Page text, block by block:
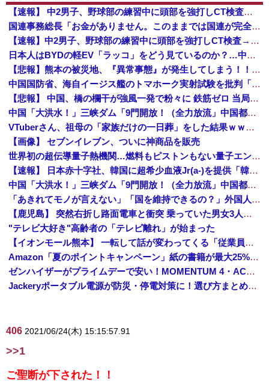
【速報】 中2男子、野球部の練習中に頭部を強打しCT検査→70代医師「問題ないです」→中学生死亡「他人のCT画像みてました」
国連事務総長「お金がありません。このままでは国連が完全崩壊します。助けて下さい」
【速報】中2男子、野球部の練習中に頭部を強打しCT検査→70代医師「問題ないです」→中学生死亡「他人のCT画像みてました」
日本人はBYDの軽EV「ラッコ」をどう見ているのか？…中国メディア！
【悲報】熊本の被災地、『異常事態』が発生してしまう！！！！！！！！
中国国防省、海自イージス艦のトマホーク実射試験を批判「国際社会は新型軍国主義を団結して阻止を」！
【悲報】 中国、橋の欄干が強風一発で粉々に 鉄筋ゼロ 当局「接着剤でくっつけただけ」「正常で、品質問題はない」
中国「大洪水！」三峡ダム「9門開放！（全力放流」中国都市「三峡沿線の道路水没」中国政府「高速道路封鎖！」中国ダム「緊急放流に合わせて開門（土砂崩れ発生」→
VTuberさん、祖母の「家族だけの一日葬」をした結果ｗｗｗｗｗｗｗ
【画像】 セブンイレブン、ついに神商品を販売
世界初の超伝導量子熱機関…燃料もピストンもない量子エンジンが回った！
【速報】 日本赤十字社、韓国に超希少血液Jr(a-)を提供「韓国内では適合する血液を確保できなかった」※今回で4回目
中国「大洪水！」三峡ダム「9門開放！（全力放流」中国都市「三峡沿線の道路水没」中国政府「高速道路封鎖！」中国ダム「緊急放流に合わせて開門（土砂崩れ発生」→
「あきれてモノが言えない」「国を維持できるの？」外国人の永住許可要件の厳格化で在日中国人の本音は？
【鹿児島】 突然右折し路面電車と衝突 乗っていた男女3人は車を放置しダッシュで逃走中
"テレビ大好き"高齢者の「テレビ離れ」が始まった
【イオンモール熊本】 一転して話が変わってくる「従業員の避難誘導の証言が複数」イオン側が社内規定に抵触していた疑い
Amazon「夏のポイントキャンペーン」紙の書籍が最大25%ポイント還元 対象と条件を整理（2026年7月）
ゼンハイザーがプライムデーで安い！MOMENTUM 4・ACCENTUMなど対象モデルまとめ！
Jackeryポータブル電源が防災・停電対策に！選び方まとめ【プライムデー最終日】
406 2021/06/24(木) 15:15:57.91
>>1
ご聖断が下された！！